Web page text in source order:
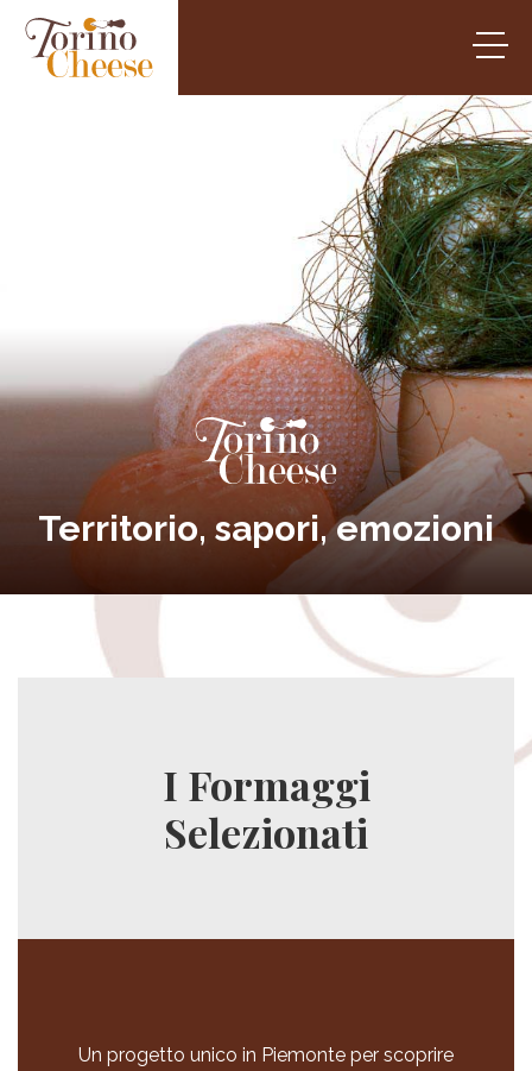
Territorio, sapori, emozioni
I Formaggi
Selezionati
Un progetto unico in Piemonte per scoprire